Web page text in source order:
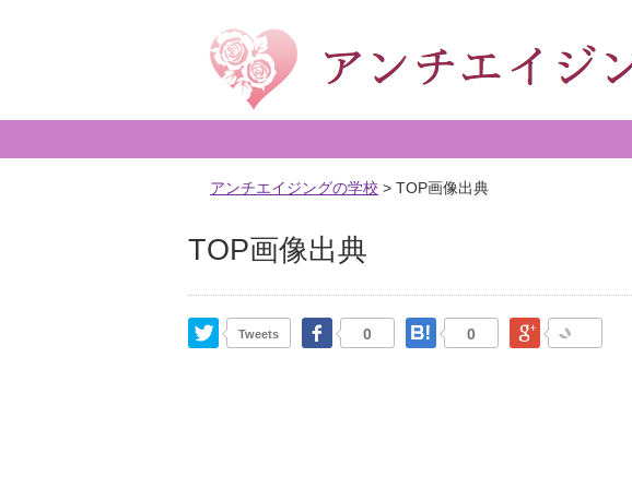
アンチエイジングの学校 > TOP画像出典
TOP画像出典
Tweets
Twitter 0
Facebook 0
はてなブックマークGoogle Plus